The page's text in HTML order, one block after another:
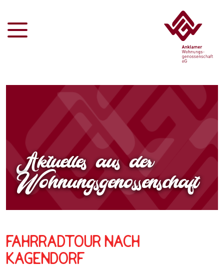
Aktuelles aus der
Wohnungsgenossenschaft
Fahrradtour nach
Kagendorf